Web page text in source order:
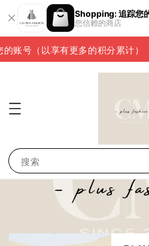
Shopping: 追踪您
您信赖的商店
账号（以享有更多的积分累计）
搜索